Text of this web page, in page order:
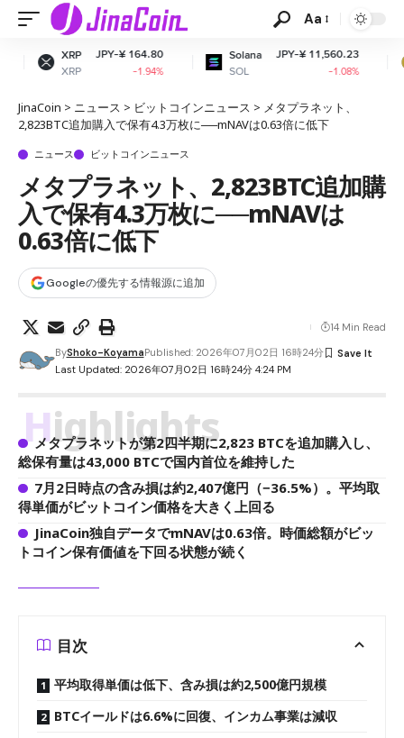
Aa
¥ 164.80
-1.94%
Solana
SOL
JPY-¥ 11,560.23
-1.08%
Dogecoin
DOGE
JinaCoin > ニュース > ビットコインニュース > メタプラネット、
2,823BTC追加購入で保有4.3万枚に──mNAVは0.63倍に低下
ニュース ビットコインニュース
メタプラネット、2,823BTC追加購
入で保有4.3万枚に──mNAVは
0.63倍に低下
Googleの優先する情報源に追加
Last Updated: 2026年07月02日 16時24分 4:24 PM
ByShoko-KoyamaPublished: 2026年07月02日 16時24分
14 Min Read
Highlights
メタプラネットが第2四半期に2,823 BTCを追加購入し、
総保有量は43,000 BTCで国内首位を維持した
7月2日時点の含み損は約2,407億円（−36.5%）。平均取
得単価がビットコイン価格を大きく上回る
JinaCoin独自データでmNAVは0.63倍。時価総額がビッ
トコイン保有価値を下回る状態が続く
目次
平均取得単価は低下、含み損は約2,500億円規模
BTCイールドは6.6%に回復、インカム事業は減収